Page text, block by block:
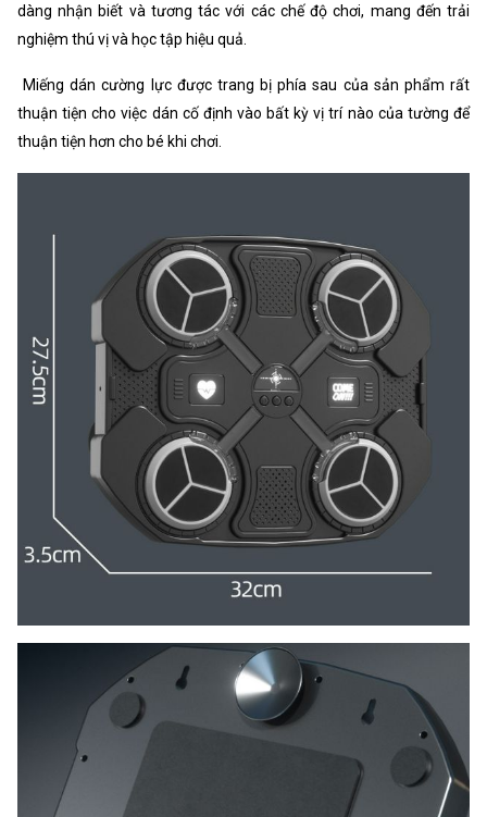
dàng nhận biết và tương tác với các chế độ chơi, mang đến trải
nghiệm thú vị và học tập hiệu quả.
Miếng dán cường lực được trang bị phía sau của sản phẩm rất
thuận tiện cho việc dán cố định vào bất kỳ vị trí nào của tường để
thuận tiện hơn cho bé khi chơi.